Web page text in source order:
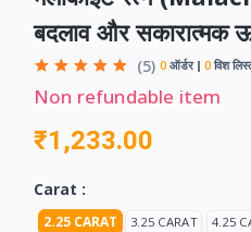
बदलाव और सकारात्मक
(5) 0 ऑर्डर 0 विश
Non refundable item
₹1,233.00
Carat :
2.25 CARAT 3.25 CARAT 4.25